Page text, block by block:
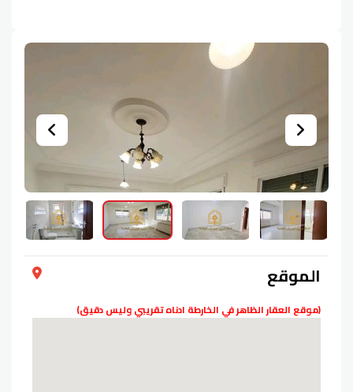
الموقع
(موقع العقار الظاهر في الخارطة ادناه تقريبي وليس دقيق)